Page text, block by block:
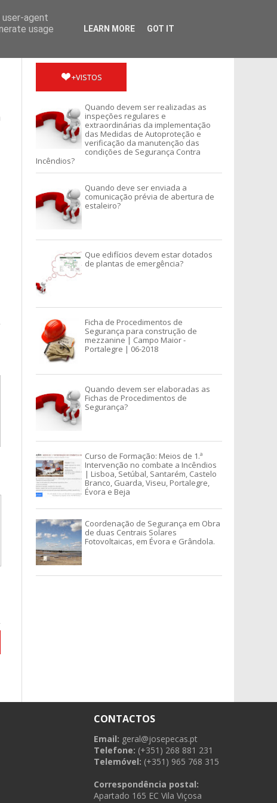
+VISTOS
SERVIÇOS
Quando devem ser realizadas as
inspeções regulares e
extraordinárias da implementação
das Medidas de Autoproteção e
verificação da manutenção das
condições de Segurança Contra
Incêndios?
Quando deve ser enviada a
comunicação prévia de abertura de
estaleiro?
Que edifícios devem estar dotados
de plantas de emergência?
Ficha de Procedimentos de
Segurança para construção de
mezzanine | Campo Maior -
Portalegre | 06-2018
Quando devem ser elaboradas as
Fichas de Procedimentos de
Segurança?
Curso de Formação: Meios de 1.ª
Intervenção no combate a Incêndios
| Lisboa, Setúbal, Santarém, Castelo
Branco, Guarda, Viseu, Portalegre,
Évora e Beja
Coordenação de Segurança em Obra
de duas Centrais Solares
Fotovoltaicas, em Évora e Grândola.
CONTACTOS
Email: geral@josepecas.pt
Telefone: (+351) 268 881 231
Telemóvel: (+351) 965 768 315
Correspondência postal:
Apartado 165 EC Vila Viçosa
agent
usage
LEARN MORE GOT IT